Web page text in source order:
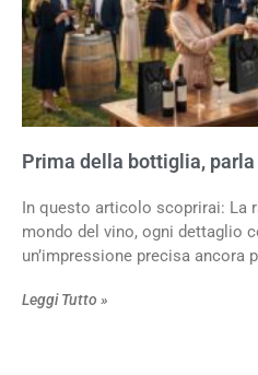
Prima della bottiglia, parla
In questo articolo scoprirai: La
mondo del vino, ogni dettaglio
un’impressione precisa ancora
Leggi Tutto »